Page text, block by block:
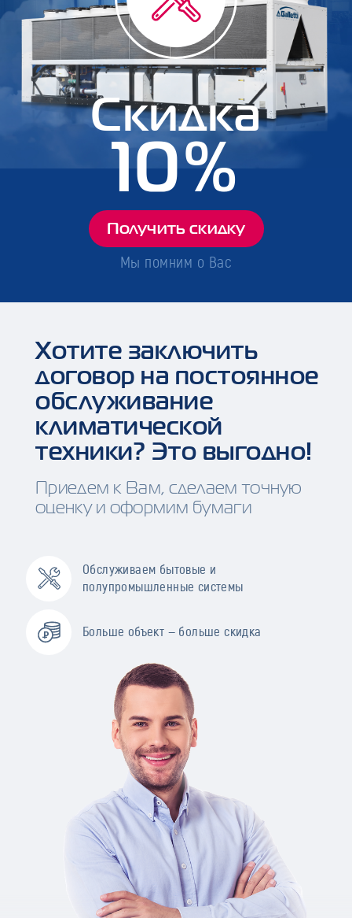
Мы помним о Вас
Скидка
10%
Получить скидку
Хотите заключить
договор на постоянное
обслуживание
климатической
техники? Это выгодно!
Приедем к Вам, сделаем точную
оценку и оформим бумаги
Обслуживаем бытовые и
полупромышленные системы
Больше объект — больше скидка